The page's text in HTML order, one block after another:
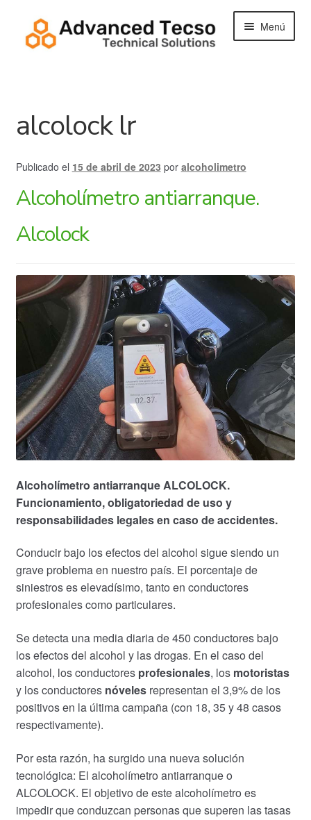
contenido
Menú
Contacto
alcolock lr
Publicado el 15 de abril de 2023 por alcoholimetro
Alcoholímetro antiarranque.
Alcolock
Alcoholímetro antiarranque ALCOLOCK.
Funcionamiento, obligatoriedad de uso y
responsabilidades legales en caso de accidentes.
Conducir bajo los efectos del alcohol sigue siendo un
grave problema en nuestro país. El porcentaje de
siniestros es elevadísimo, tanto en conductores
profesionales como particulares.
Se detecta una media diaria de 450 conductores bajo
los efectos del alcohol y las drogas. En el caso del
alcohol, los conductores profesionales, los motoristas
y los conductores nóvelesrepresentan el 3,9% de los
positivos en la última campaña (con 18, 35 y 48 casos
respectivamente).
Por esta razón, ha surgido una nueva solución
tecnológica: El alcoholímetro antiarranque o
ALCOLOCK. El objetivo de este alcoholímetro es
impedir que conduzcan personas que superen las tasas